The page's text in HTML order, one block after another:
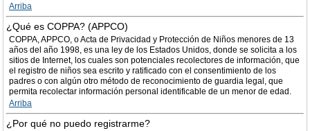
Arriba
¿Qué es COPPA? (APPCO)
COPPA, APPCO, o Acta de Privacidad y Protección de Niños menores de 13
años del año 1998, es una ley de los Estados Unidos, donde se solicita a los
sitios de Internet, los cuales son potenciales recolectores de información, que
el registro de niños sea escrito y ratificado con el consentimiento de los
padres o con algún otro método de reconocimiento de guardia legal, que
permita recolectar información personal identificable de un menor de edad.
Arriba
¿Por qué no puedo registrarme?